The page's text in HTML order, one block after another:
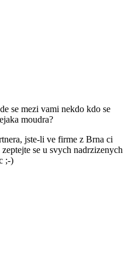
se mezi vami nekdo kdo se
moudra?
jste-li ve firme z Brna ci
se u svych nadrzizenych
;-)